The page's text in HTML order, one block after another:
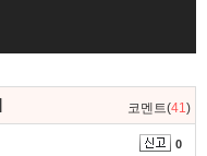
코멘트(41)
0